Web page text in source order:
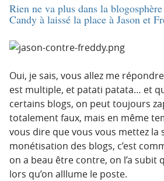
Rien ne va plus dans la
Candy à laissé la place à Jason et
Oui, je sais, vous allez me
est multiple, et patati patata… et
certains blogs, on peut toujours
totalement faux, mais en même
vous dire que vous vous mettez la
monétisation des blogs, c’est
on a beau être contre, on l’a subit
lors qu’on alllume le poste.